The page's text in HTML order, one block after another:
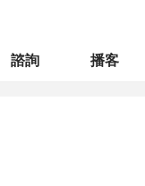
諮詢 播客